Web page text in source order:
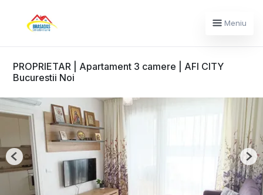
Meniu
PROPRIETAR | Apartament 3 camere | AFI CITY
Bucurestii Noi
Previous